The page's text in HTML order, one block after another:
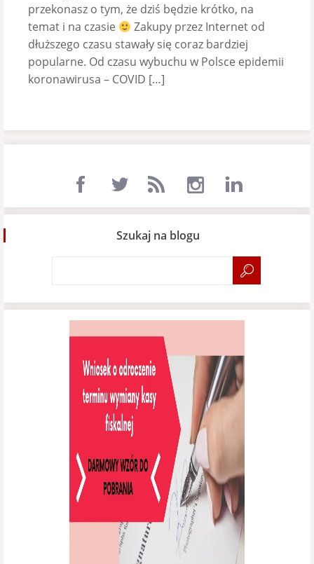
przekonasz o tym, że dziś będzie krótko, na
temat i na czasie
Zakupy przez Internet od
dłuższego czasu stawały się coraz bardziej
popularne. Od czasu wybuchu w Polsce epidemii
koronawirusa – COVID […]
Szukaj na blogu